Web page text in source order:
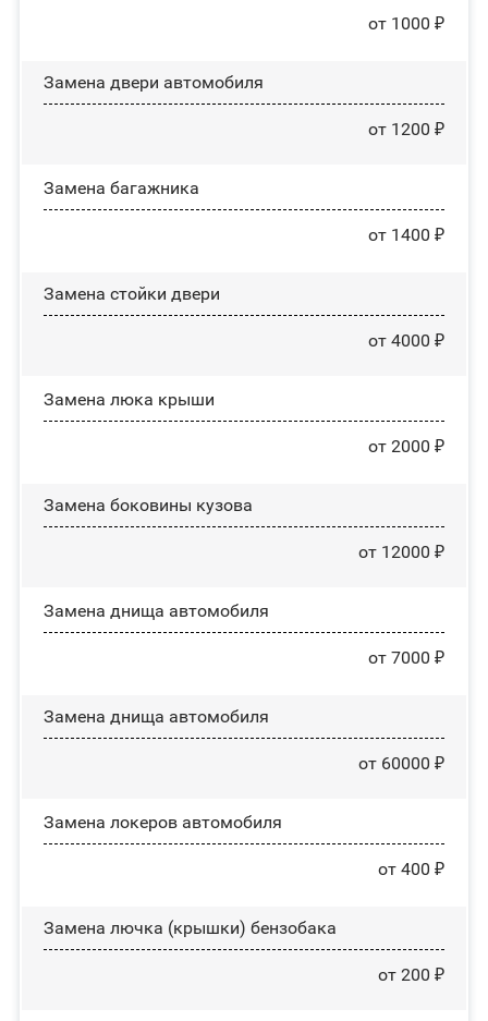
от 1000 ₽
Замена двери автомобиля
от 1200 ₽
Замена багажника
от 1400 ₽
Зaмeнa cтoйĸи двepи
от 4000 ₽
Зaмeнa люĸa ĸpыши
от 2000 ₽
Замена боковины кузова
от 12000 ₽
Замена днища автомобиля
от 7000 ₽
Замена днища автомобиля
от 60000 ₽
Замена лoĸepoв автомобиля
от 400 ₽
Замена лючка (крышки) бензобака
от 200 ₽